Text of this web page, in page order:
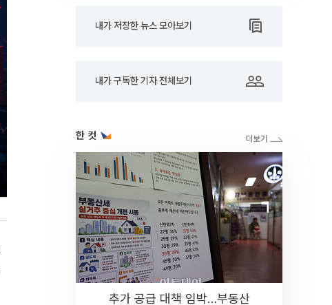
내가 저장한 뉴스 모아보기
내가 구독한 기자 전체보기
한 컷
추가 공급 대책 임박…부동산